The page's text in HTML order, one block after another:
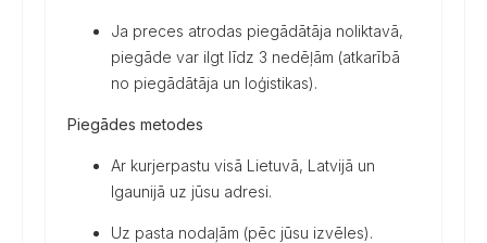
Ja preces atrodas piegādātāja noliktavā,
piegāde var ilgt līdz 3 nedēļām (atkarībā
no piegādātāja un loģistikas).
Piegādes metodes
Ar kurjerpastu visā Lietuvā, Latvijā un
Igaunijā uz jūsu adresi.
Uz pasta nodaļām (pēc jūsu izvēles).